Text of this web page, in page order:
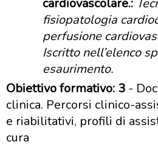
fisiopatologia
perfusione
Iscritto nell’elenco
esaurimento.
Obiettivo formativo: 3 -
clinica. Percorsi clinico-
e riabilitativi, profili di
cura